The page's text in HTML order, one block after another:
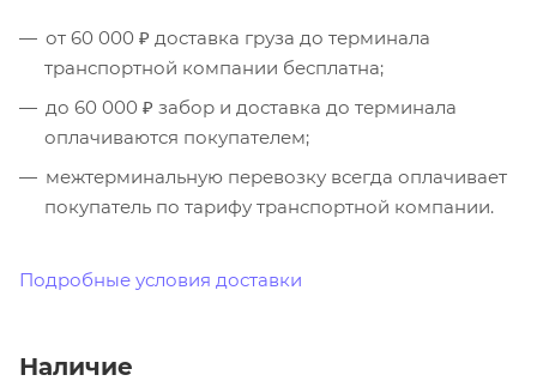
от 60 000 ₽ доставка груза до терминала
транспортной компании бесплатна;
до 60 000 ₽ забор и доставка до терминала
оплачиваются покупателем;
межтерминальную перевозку всегда оплачивает
покупатель по тарифу транспортной компании.
Подробные условия доставки
Наличие